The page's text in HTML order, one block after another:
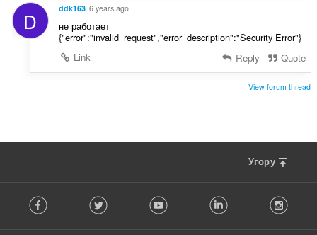
D ddk163 6 years ago
не работает
{"error":"invalid_request","error_description":"Security Error"}
Link
Reply Quote
View forum thread
Угору
o Facebook Twitter Youtube LinkedIn